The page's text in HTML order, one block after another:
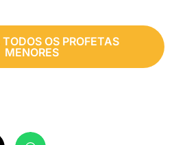
OS PROFETAS
MENORES